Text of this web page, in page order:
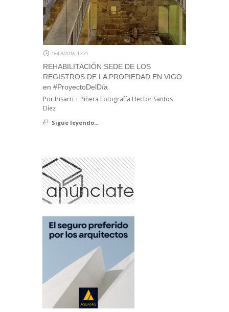
16/08/2016, 13:21
REHABILITACIÓN SEDE DE LOS
REGISTROS DE LA PROPIEDAD EN VIGO
en #ProyectoDelDía
Por Irisarri + Piñera Fotografía Hector Santos
Díez
Sigue leyendo...